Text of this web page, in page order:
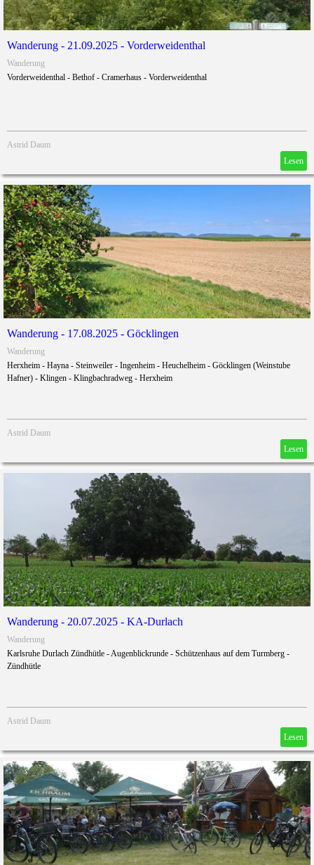
Wanderung - 21.09.2025 - Vorderweidenthal
Wanderung
Vorderweidenthal - Bethof - Cramerhaus - Vorderweidenthal
Astrid Daum
Lesen
Wanderung - 17.08.2025 - Göcklingen
Wanderung
Herxheim - Hayna - Steinweiler - Ingenheim - Heuchelheim - Göcklingen (Weinstube
Hafner) - Klingen - Klingbachradweg - Herxheim
Astrid Daum
Lesen
Wanderung - 20.07.2025 - KA-Durlach
Wanderung
Karlsruhe Durlach Zündhütle - Augenblickrunde - Schützenhaus auf dem Turmberg -
Zündhütle
Astrid Daum
Lesen